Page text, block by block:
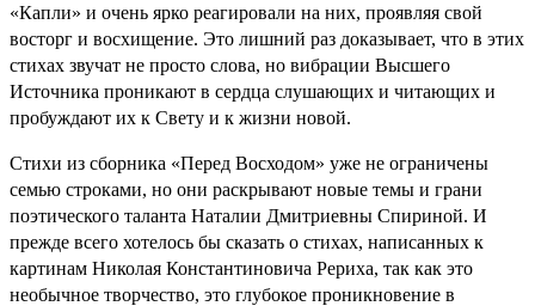
«Капли» и очень ярко реагировали на них, проявляя свой
восторг и восхищение. Это лишний раз доказывает, что в этих
стихах звучат не просто слова, но вибрации Высшего
Источника проникают в сердца слушающих и читающих и
пробуждают их к Свету и к жизни новой.
Стихи из сборника «Перед Восходом» уже не ограничены
семью строками, но они раскрывают новые темы и грани
поэтического таланта Наталии Дмитриевны Спириной. И
прежде всего хотелось бы сказать о стихах, написанных к
картинам Николая Константиновича Рериха, так как это
необычное творчество, это глубокое проникновение в